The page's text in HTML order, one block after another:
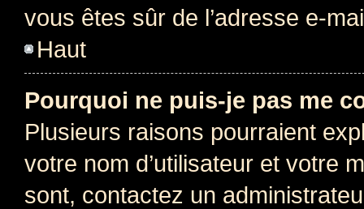
vous êtes sûr de l’adresse e-
Haut
Pourquoi ne puis-je pas me
Plusieurs raisons pourraient
votre nom d’utilisateur et votre
sont, contactez un